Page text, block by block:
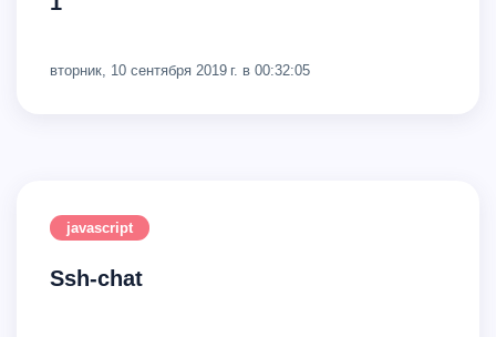
вторник, 10 сентября 2019 г. в 00:32:05
javascript
Ssh-chat